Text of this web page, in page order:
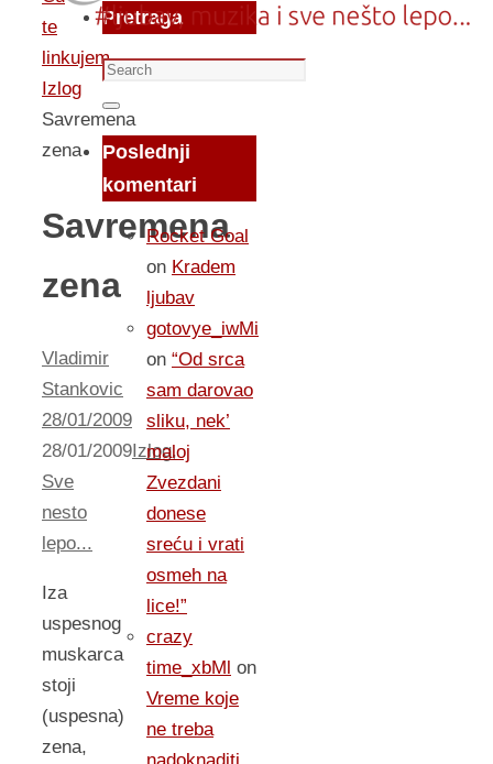
te
linkujem...
Izlog
Savremena
zena
Savremena
zena
Vladimir
Stankovic
28/01/2009
28/01/2009Izlog,
Sve
nesto
lepo...
Iza
uspesnog
muskarca
stoji
(uspesna)
zena,
Pretraga
Search
for:
Search
Poslednji
komentari
Rocket Goal
on Kradem
ljubav
gotovye_iwMi
on “Od srca
sam darovao
sliku, nek’
maloj
Zvezdani
donese
sreću i vrati
osmeh na
lice!”
crazy
time_xbMl on
Vreme koje
ne treba